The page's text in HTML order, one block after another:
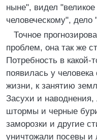
ныне", видел
человеческому", дело
Точное
проблем, она так же
Потребность в какой-
появилась у
жизни, к занятию
Засухи и
штормы и черные
заморозки и другие
уничтожали посевы